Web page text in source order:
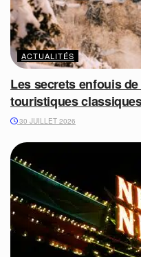
ACTUALITÉS
Les secrets enfouis
touristiques
30 JUILLET 2026